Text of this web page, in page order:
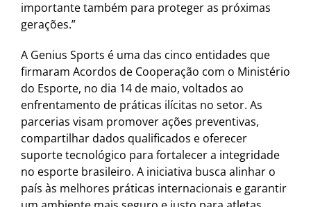
importante também para proteger as próximas
gerações.”
A Genius Sports é uma das cinco entidades que
firmaram Acordos de Cooperação com o Ministério
do Esporte, no dia 14 de maio, voltados ao
enfrentamento de práticas ilícitas no setor. As
parcerias visam promover ações preventivas,
compartilhar dados qualificados e oferecer
suporte tecnológico para fortalecer a integridade
no esporte brasileiro. A iniciativa busca alinhar o
país às melhores práticas internacionais e garantir